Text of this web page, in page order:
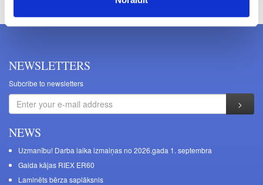
NEWSLETTERS
Subcribe to newsletters
NEWS
Uzmanību! Darba laika izmaiņas no 2026.gada 1. septembra
Galda kājas RIEX ER60
Laminēts bērza saplāksnis